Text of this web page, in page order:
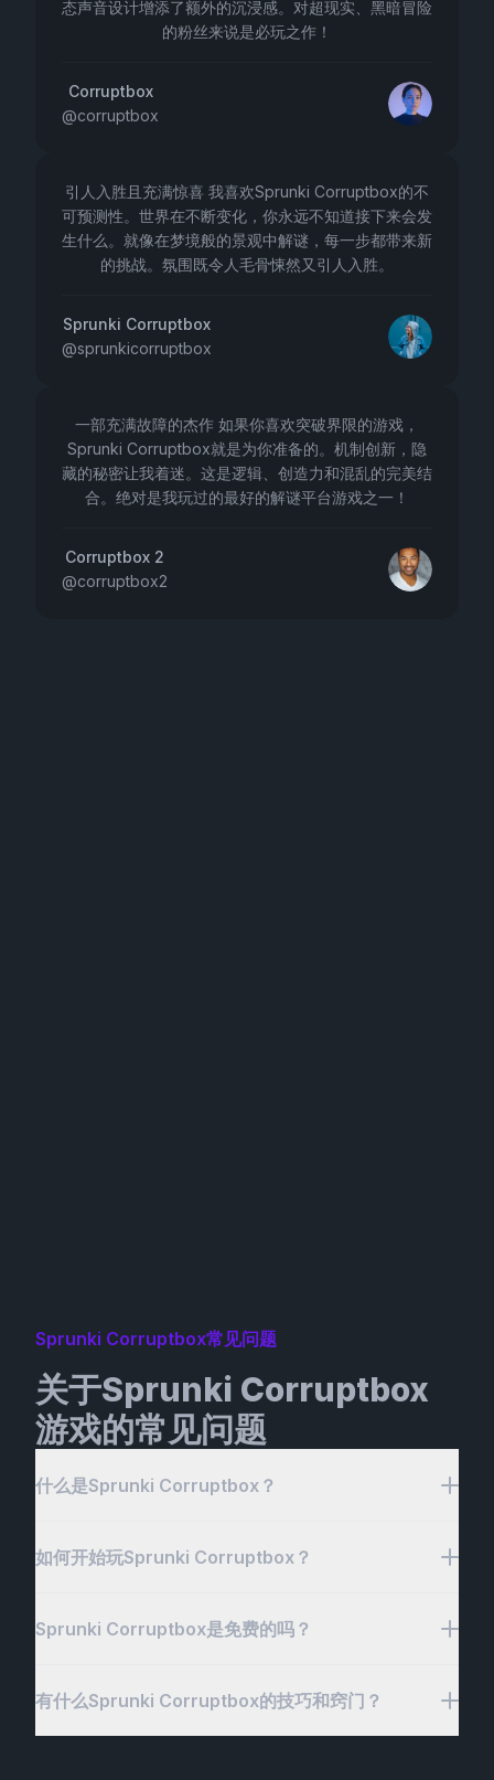
态声音设计增添了额外的沉浸感。对超现实、黑暗冒险
的粉丝来说是必玩之作！
Corruptbox
@corruptbox
引人入胜且充满惊喜 我喜欢Sprunki Corruptbox的不
可预测性。世界在不断变化，你永远不知道接下来会发
生什么。就像在梦境般的景观中解谜，每一步都带来新
的挑战。氛围既令人毛骨悚然又引人入胜。
Sprunki Corruptbox
@sprunkicorruptbox
一部充满故障的杰作 如果你喜欢突破界限的游戏，
Sprunki Corruptbox就是为你准备的。机制创新，隐
藏的秘密让我着迷。这是逻辑、创造力和混乱的完美结
合。绝对是我玩过的最好的解谜平台游戏之一！
Corruptbox 2
@corruptbox2
Sprunki Corruptbox常见问题
关于Sprunki Corruptbox
游戏的常见问题
什么是Sprunki Corruptbox？
Sprunki Corruptbox是一款充满故障的实验性解谜平
现实世界。在这个令人毛骨悚然、破碎的领域中，主角
创新机制和独特叙事，创造出一个引人入胜的体验。
如何开始玩Sprunki Corruptbox？
要开始玩Sprunki Corruptbox，只需访问Sprunki
以沉浸在数字腐化已经掌控的故障世界中。使用方向键
Sprunki Corruptbox是免费的吗？
是的，Sprunki Corruptbox是免费的！你可以直接从
Sprunki Corruptbox的官方网站免费访问游戏。沉浸
有什么Sprunki Corruptbox的技巧和窍门？